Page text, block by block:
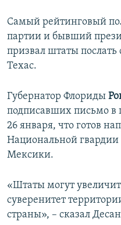
Самый рейтинговый
партии и бывший
призвал штаты
Техас.
Губернатор Флориды
подписавших письмо в
26 января, что готов
Национальной
Мексики.
«Штаты могут
суверенитет
страны», – сказал